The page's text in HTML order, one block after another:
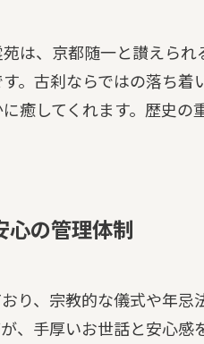
は、京都随一と讃えら
。古刹ならではの落ち
癒してくれます。歴史の
心の管理体制
り、宗教的な儀式や年忌
、手厚いお世話と安心感